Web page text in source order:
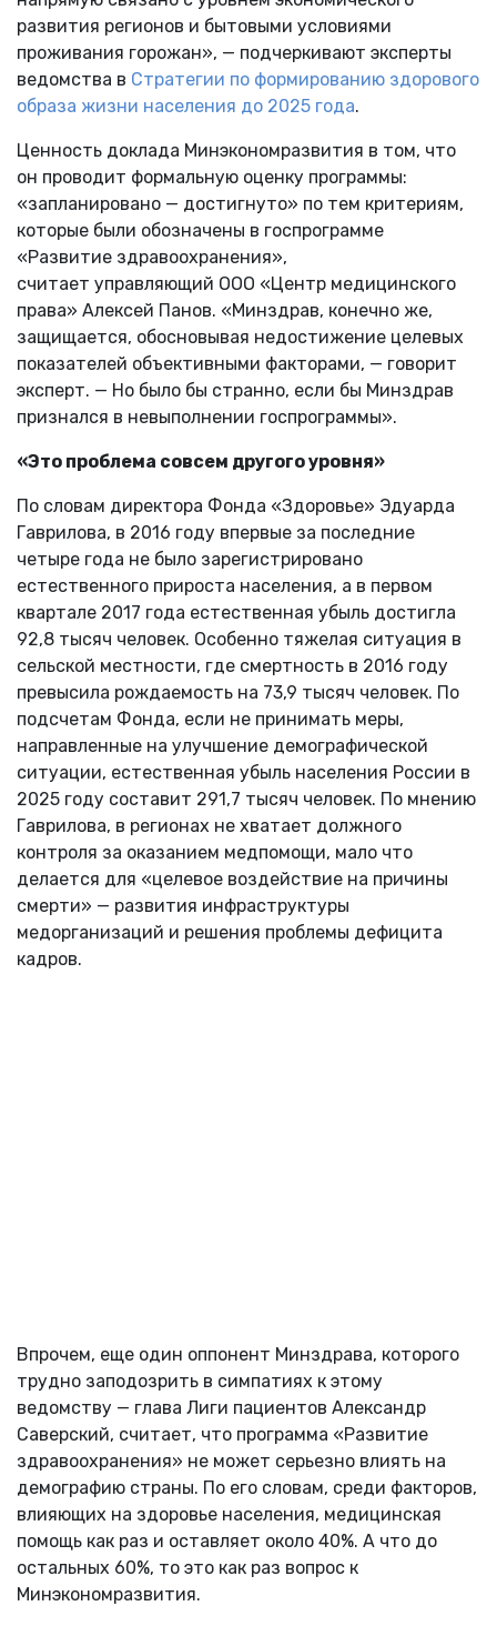
развития регионов и бытовыми условиями
проживания горожан», — подчеркивают эксперты
ведомства в Стратегии по формированию здорового
образа жизни населения до 2025 года.
Ценность доклада Минэкономразвития в том, что
он проводит формальную оценку программы:
«запланировано — достигнуто» по тем критериям,
которые были обозначены в госпрограмме
«Развитие здравоохранения»,
считает управляющий ООО «Центр медицинского
права» Алексей Панов. «Минздрав, конечно же,
защищается, обосновывая недостижение целевых
показателей объективными факторами, — говорит
эксперт. — Но было бы странно, если бы Минздрав
признался в невыполнении госпрограммы».
«Это проблема совсем другого уровня»
По словам директора Фонда «Здоровье» Эдуарда
Гаврилова, в 2016 году впервые за последние
четыре года не было зарегистрировано
естественного прироста населения, а в первом
квартале 2017 года естественная убыль достигла
92,8 тысяч человек. Особенно тяжелая ситуация в
сельской местности, где смертность в 2016 году
превысила рождаемость на 73,9 тысяч человек. По
подсчетам Фонда, если не принимать меры,
направленные на улучшение демографической
ситуации, естественная убыль населения России в
2025 году составит 291,7 тысяч человек. По мнению
Гаврилова, в регионах не хватает должного
контроля за оказанием медпомощи, мало что
делается для «целевое воздействие на причины
смерти» — развития инфраструктуры
медорганизаций и решения проблемы дефицита
кадров.
Впрочем, еще один оппонент Минздрава, которого
трудно заподозрить в симпатиях к этому
ведомству — глава Лиги пациентов Александр
Саверский, считает, что программа «Развитие
здравоохранения» не может серьезно влиять на
демографию страны. По его словам, среди факторов,
влияющих на здоровье населения, медицинская
помощь как раз и оставляет около 40%. А что до
остальных 60%, то это как раз вопрос к
Минэкономразвития.